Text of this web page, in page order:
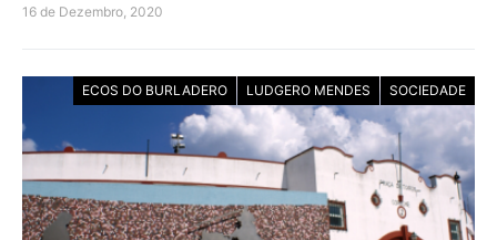
16 de Dezembro, 2020
ECOS DO BURLADERO LUDGERO MENDES SOCIEDADE